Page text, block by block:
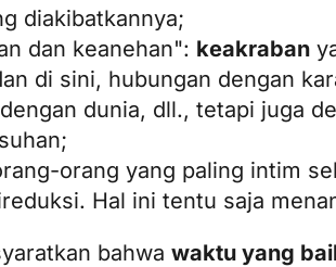
diakibatkannya;
dan keanehan": keakraban
di sini, hubungan dengan
dunia, dll., tetapi juga
orang yang paling intim
Hal ini tentu saja
bahwa waktu yang